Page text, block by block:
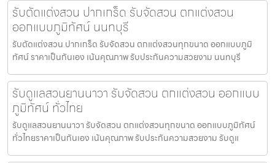
รับตัดแต่งสวน ปากเกร็ด รับจัดสวน ตกแต่งสวน
ออกแบบภูมิทัศน์ นนทบุรี
รับตัดแต่งสวน ปากเกร็ด รับจัดสวน ตกแต่งสวนทุกขนาด ออกแบบภูมิ
ทัศน์ ราคาเป็นกันเอง เน้นคุณภาพ รับประกันความสวยงาม นนทบุรี
รับดูแลสวนยานนาวา รับจัดสวน ตกแต่งสวน ออกแบบ
ภูมิทัศน์ ทั่วไทย
รับดูแลสวนยานนาวา รับจัดสวน ตกแต่งสวนทุกขนาด ออกแบบภูมิทัศน์
ทั่วไทยราคาเป็นกันเอง เน้นคุณภาพ รับประกันความสวยงาม รับดูแ